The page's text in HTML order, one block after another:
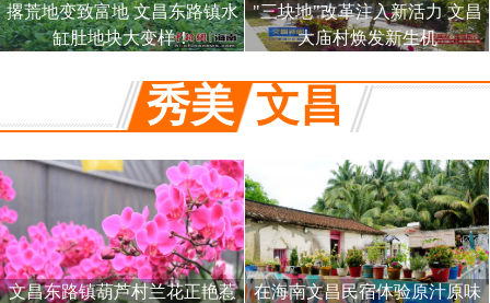
撂荒地变致富地 文昌东路镇水
缸肚地块大变样！
"三块地"改革注入新活力 文昌
大庙村焕发新生机
秀美 文昌
文昌东路镇葫芦村兰花正艳惹
在海南文昌民宿体验原汁原味